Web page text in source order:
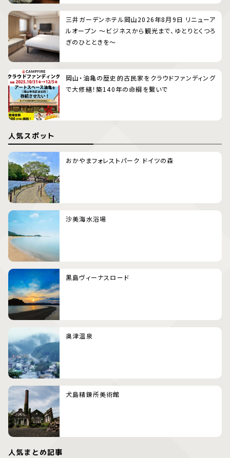
三井ガーデンホテル岡山2026年8月9日 リニューア
ルオープン 〜ビジネスから観光まで、ゆとりとくつろ
ぎのひとときを〜
岡山・油亀の歴史的古民家をクラウドファンディング
で大修繕！築140年の命綱を繋いで
人気スポット
おかやまフォレストパーク ドイツの森
沙美海水浴場
黒島ヴィーナスロード
奥津温泉
犬島精錬所美術館
人気まとめ記事